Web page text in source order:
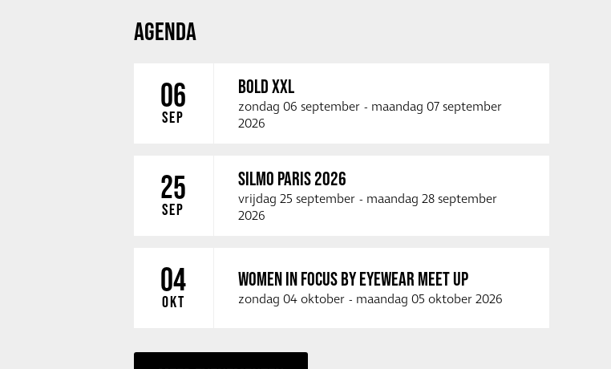
AGENDA
06
SEP
BOLD XXL
zondag 06 september - maandag 07 september
2026
25
SEP
SILMO PARIS 2026
vrijdag 25 september - maandag 28 september
2026
04
OKT
WOMEN IN FOCUS BY EYEWEAR MEET UP
zondag 04 oktober - maandag 05 oktober 2026